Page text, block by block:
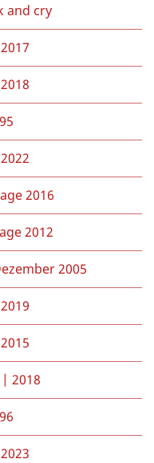
and cry
2016
2012
2005
| 2018